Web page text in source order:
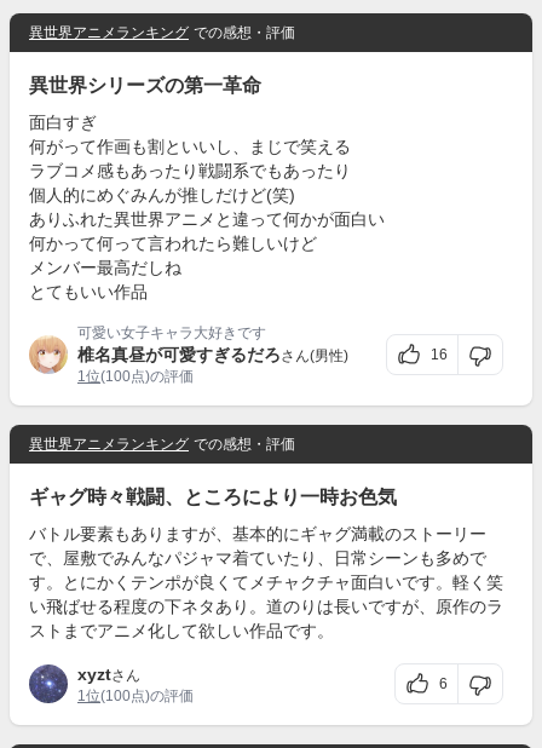
異世界アニメランキング での感想・評価
異世界シリーズの第一革命
面白すぎ
何がって作画も割といいし、まじで笑える
ラブコメ感もあったり戦闘系でもあったり
個人的にめぐみんが推しだけど(笑)
ありふれた異世界アニメと違って何かが面白い
何かって何って言われたら難しいけど
メンバー最高だしね
とてもいい作品
可愛い女子キャラ大好きです
椎名真昼が可愛すぎるだろさん(男性)
1位(100点)の評価
16
異世界アニメランキング での感想・評価
ギャグ時々戦闘、ところにより一時お色気
バトル要素もありますが、基本的にギャグ満載のストーリー
で、屋敷でみんなパジャマ着ていたり、日常シーンも多めで
す。とにかくテンポが良くてメチャクチャ面白いです。軽く笑
い飛ばせる程度の下ネタあり。道のりは長いですが、原作のラ
ストまでアニメ化して欲しい作品です。
xyztさん
1位(100点)の評価
6